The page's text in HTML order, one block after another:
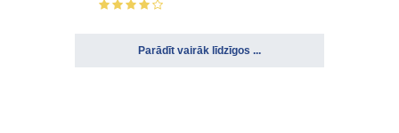
Parādīt vairāk līdzīgos ...